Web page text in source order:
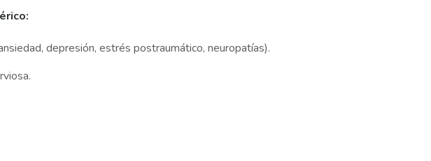
depresión, estrés postraumático, neuropatías).